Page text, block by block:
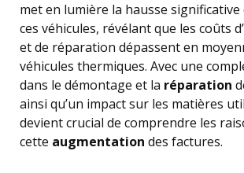
met en lumière la hausse significative
ces véhicules, révélant que les coûts
et de réparation dépassent en
véhicules thermiques. Avec une
dans le démontage et la réparation
ainsi qu’un impact sur les matières
devient crucial de comprendre les
cette augmentation des factures.